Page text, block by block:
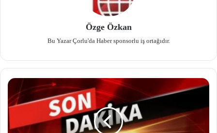
Özge Özkan
Bu Yazar Çorlu'da Haber sponsorlu iş ortağıdır.